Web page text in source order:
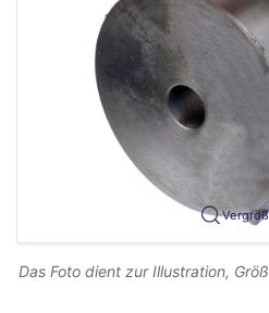
Das Foto dient zur Illustration,